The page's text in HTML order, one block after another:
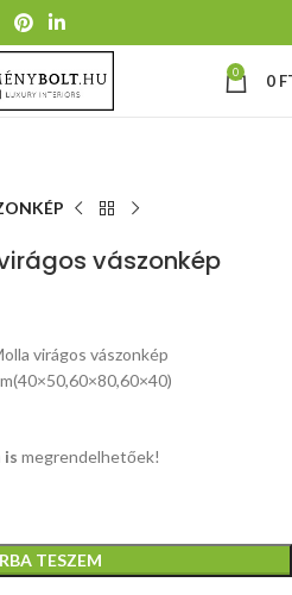
0 0
vászonkép
virágos vászonkép
is megrendelhetőek!
TESZEM